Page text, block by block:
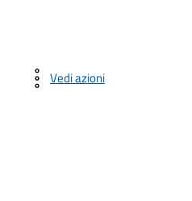
Vedi azioni